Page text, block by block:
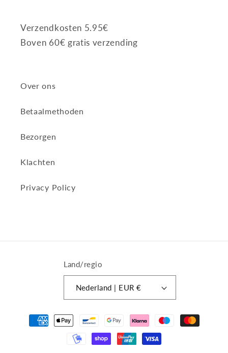
Verzendkosten 5.95€
Boven 60€ gratis verzending
Over ons
Betaalmethoden
Bezorgen
Klachten
Privacy Policy
Land/regio
Nederland | EUR €
Betaalmethoden